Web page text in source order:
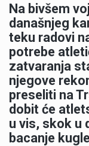
Na bivšem
današnjeg
teku radovi
potrebe
zatvaranja
njegove
preseliti na
dobit će
u vis, skok u
bacanje